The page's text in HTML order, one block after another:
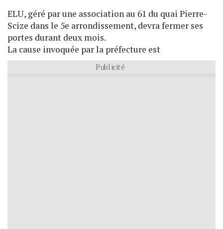
ELU, géré par une association au 61 du quai Pierre-
Scize dans le 5e arrondissement, devra fermer ses
portes durant deux mois.
La cause invoquée par la préfecture est
Publicité